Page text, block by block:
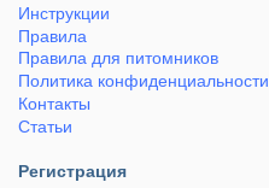
Инструкции
Правила
Правила для питомников
Политика конфиденциальности
Контакты
Статьи
Регистрация